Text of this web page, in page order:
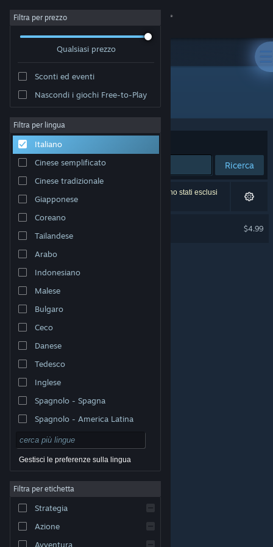
Accedi
Informazioni
Assistenza
Cambia la lingua
Ottieni l'app mobile di Steam
Visualizza il sito web per desktop
appartengono ai rispettivi proprietari negli Stati Uniti e
legali|
Steam| Rimborsi|
Filtra per prezzo
Qualsiasi prezzo
Sconti ed eventi
Nascondi i giochi Free-to-Play
Filtra per lingua
Italiano
Cinese semplificato
Cinese tradizionale
Giapponese
Coreano
Tailandese
Arabo
Indonesiano
Malese
Bulgaro
Ceco
Danese
Tedesco
Inglese
Spagnolo - Spagna
Spagnolo - America Latina
Gestisci le preferenze sulla lingua
Filtra per etichetta
Strategia
Azione
Avventura
Sviluppatore: Sinclair Strange
Ordina per Rilevanza
Ricerca
1 risultato corrisponde alla tua ricerca. 9 titoli sono stati esclusi
in base alle tue preferenze.
$4.99